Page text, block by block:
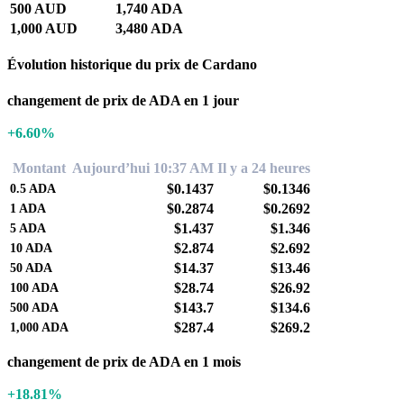
500 AUD
1,740 ADA
1,000 AUD
3,480 ADA
Évolution historique du prix de Cardano
changement de prix de ADA en 1 jour
+6.60%
Montant Aujourd’hui 10:37 AM Il y a 24 heures
0.5 ADA $0.1437 $0.1346
1 ADA $0.2874 $0.2692
5 ADA $1.437 $1.346
10 ADA $2.874 $2.692
50 ADA $14.37 $13.46
100 ADA $28.74 $26.92
500 ADA $143.7 $134.6
1,000 ADA $287.4 $269.2
changement de prix de ADA en 1 mois
+18.81%